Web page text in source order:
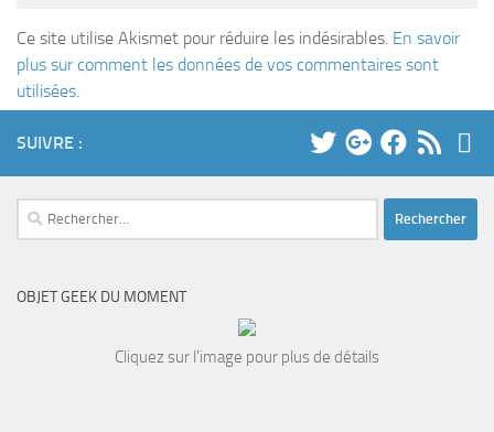
Ce site utilise Akismet pour réduire les indésirables. En savoir
plus sur comment les données de vos commentaires sont
utilisées
SUIVRE :
Rechercher :
OBJET GEEK DU MOMENT
Cliquez sur l'image pour plus de détails